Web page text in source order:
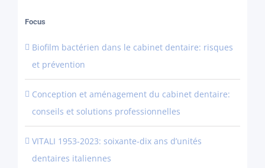
Focus
Biofilm bactérien dans le cabinet dentaire: risques
et prévention
Conception et aménagement du cabinet dentaire:
conseils et solutions professionnelles
VITALI 1953-2023: soixante-dix ans d’unités
dentaires italiennes